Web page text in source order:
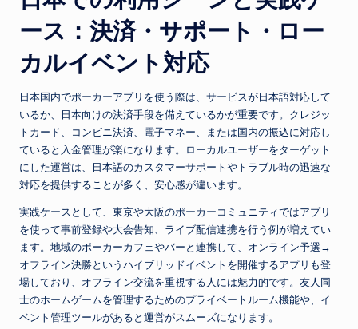
ース：決済・サポート・ロー
カルイベント対応
日本国内でポーカーアプリを使う際は、サービスが日本語対応して
いるか、日本向けの決済手段を備えているかが重要です。クレジッ
トカード、コンビニ決済、電子マネー、または国内の振込に対応し
ていると入金管理が楽になります。ローカルユーザーをターゲット
にした運営は、日本語のカスタマーサポートやトラブル時の迅速な
対応を提供することが多く、安心感が違います。
実践ケースとして、東京や大阪のポーカーコミュニティではアプリ
を使って事前登録や大会告知、ライブ配信連携を行う例が増えてい
ます。地域のポーカーカフェやバーと連携して、オンライン予選→
オフライン決勝というハイブリッドイベントを開催するアプリも登
場しており、オフライン交流を重視する人には魅力的です。友人同
士のホームゲームを管理するためのプライベートルーム機能や、イ
ベント管理ツールがあると運営がスムーズになります。